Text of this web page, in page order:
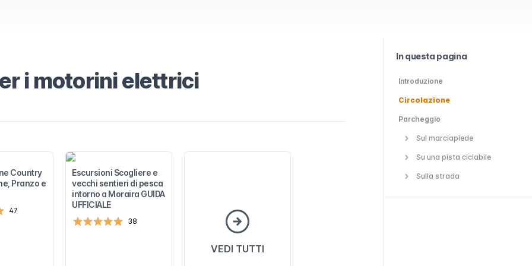
i motorini elettrici
Country
Pranzo e
47
Escursioni Scogliere e
vecchi sentieri di pesca
intorno a Moraira GUIDA
UFFICIALE
38
VEDI TUTTI
In questa pagina
Introduzione
Circolazione
Parcheggio
Sul marciapiede
Su una pista ciclabile
Sulla strada